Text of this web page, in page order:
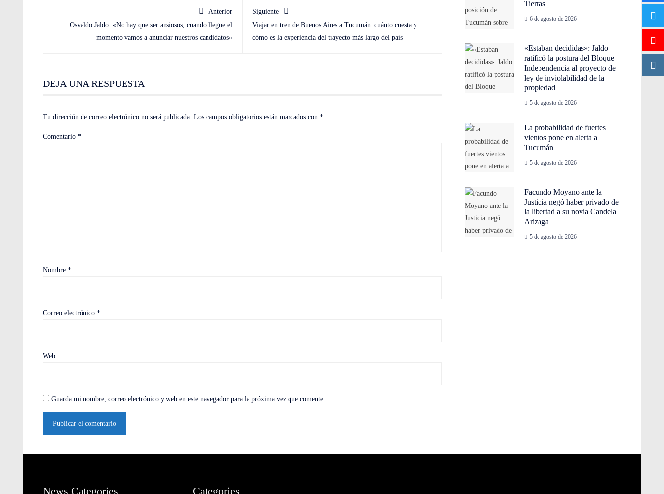
Anterior
Osvaldo Jaldo: «No hay que ser ansiosos, cuando llegue el
momento vamos a anunciar nuestros candidatos»
Siguiente
Viajar en tren de Buenos Aires a Tucumán: cuánto cuesta y
cómo es la experiencia del trayecto más largo del país
DEJA UNA RESPUESTA
Tu dirección de correo electrónico no será publicada. Los campos obligatorios están marcados con *
Comentario *
Nombre *
Correo electrónico *
Web
Guarda mi nombre, correo electrónico y web en este navegador para la próxima vez que comente.
Tierras
6 de agosto de 2026
«Estaban decididas»: Jaldo
ratificó la postura del Bloque
Independencia al proyecto de
ley de inviolabilidad de la
propiedad
5 de agosto de 2026
La probabilidad de fuertes
vientos pone en alerta a
Tucumán
5 de agosto de 2026
Facundo Moyano ante la
Justicia negó haber privado de
la libertad a su novia Candela
Arizaga
5 de agosto de 2026
News Categories Categories